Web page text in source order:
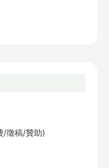
/徵稿/贊助)